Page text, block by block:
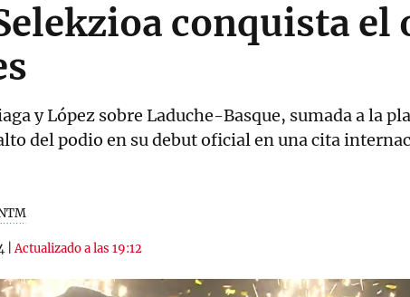
conquista el
y López sobre Laduche-Basque, sumada a la
del podio en su debut oficial en una cita
|Actualizado a las 19:12